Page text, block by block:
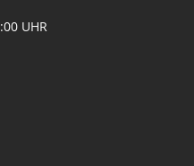
UHR